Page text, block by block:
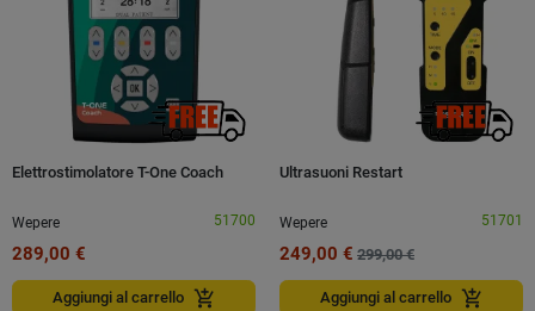
Elettrostimolatore T-One Coach
Wepere 51700
289,00 €
Aggiungi al carrello add_shopping_cart
Ultrasuoni Restart
Wepere 51701
249,00 € 299,00 €
Aggiungi al carrello add_shopping_cart